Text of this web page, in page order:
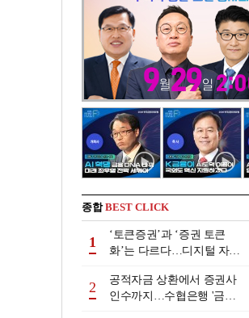
종합BEST CLICK
1
‘토큰증권’과 ‘증권 토큰
화’는 다르다…디지털 자본
2
공적자금 상환에서 증권사
인수까지…수협은행 '금융